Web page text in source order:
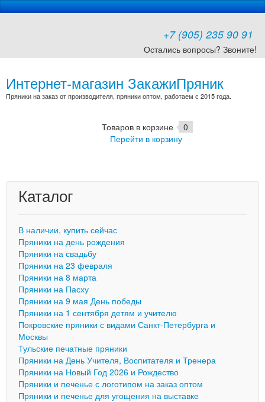
+7 (905) 235 90 91
Остались вопросы? Звоните!
Интернет-магазин ЗакажиПряник
Пряники на заказ от производителя, пряники оптом, работаем с 2015 года.
Товаров в корзине
0
Перейти в корзину
Каталог
В наличии, купить сейчас
Пряники на день рождения
Пряники на свадьбу
Пряники на 23 февраля
Пряники на 8 марта
Пряники на Пасху
Пряники на 9 мая День победы
Пряники на 1 сентября детям и учителю
Покровские пряники с видами Санкт-Петербурга и
Москвы
Тульские печатные пряники
Пряники на День Учителя, Воспитателя и Тренера
Пряники на Новый Год 2026 и Рождество
Пряники и печенье с логотипом на заказ оптом
Пряники и печенье для угощения на выставке